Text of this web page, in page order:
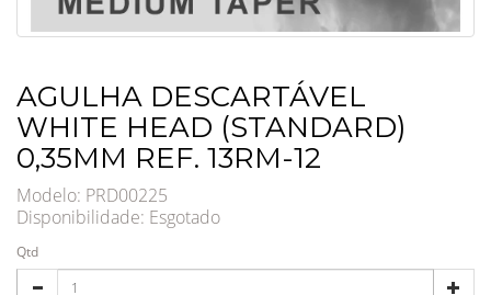
AGULHA DESCARTÁVEL
WHITE HEAD (STANDARD)
0,35MM REF. 13RM-12
Modelo: PRD00225
Disponibilidade: Esgotado
Qtd